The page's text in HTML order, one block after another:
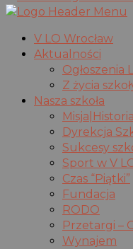
V LO Wrocław
Aktualności
Ogłoszenia
Z życia
Nasza szkoła
Dyrekcja
Sukcesy
Sport w V
Czas “Piątki”
Fundacja
RODO
Przetargi –
Wynajem